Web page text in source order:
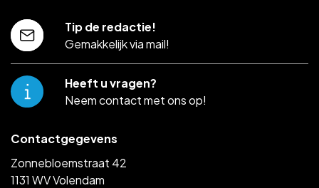
Contactgegevens
Zonnebloemstraat 42
1131 WV Volendam
Tip de redactie!
Gemakkelijk via mail!
Heeft u vragen?
Neem contact met ons op!